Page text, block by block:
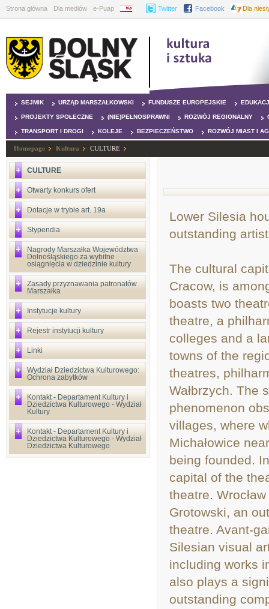
Strona główna Dla mediów e-Puap BIP Twitter Facebook Dla
SEJMIK URZĄD MARSZAŁKOWSKI FUNDUSZE EUROPEJSKIE
PROJEKTY SPOŁECZNE (NIE)PEŁNOSPRAWNI ROZWÓJ REGIONALNY
TRANSPORT I DROGI KOLEJE BEZPIECZEŃSTWO ROZWÓJ MIAST I
Homepage Kultura CULTURE
CULTURE
Otwarty konkurs ofert
Dotacje w trybie art. 19a
Stypendia
Nagrody Marszałka Województwa
Dolnośląskiego za wybitne
osiągnięcia w dziedzinie kultury
Zasady przyznawania patronatów
Marszałka
Instytucje kultury
Rejestr instytucji kultury
Linki
Wydział Dziedzictwa Kulturowego:
Ochrona zabytków
Kontakt - Departament Kultury i
Dziedzictwa Kulturowego - Wydział
Kultury
Kontakt - Departament Kultury i
Dziedzictwa Kulturowego - Wydział
Dziedzictwa Kulturowego
Lower Silesia
outstanding
The cultural
Cracow, is
boasts two
theatre, a
colleges and a
towns of the
theatres,
Wałbrzych. The
phenomenon
villages, where
Michałowice
being founded.
capital of the
theatre.
Grotowski, an
theatre. Avant-
Silesian visual
including works
also plays a
outstanding